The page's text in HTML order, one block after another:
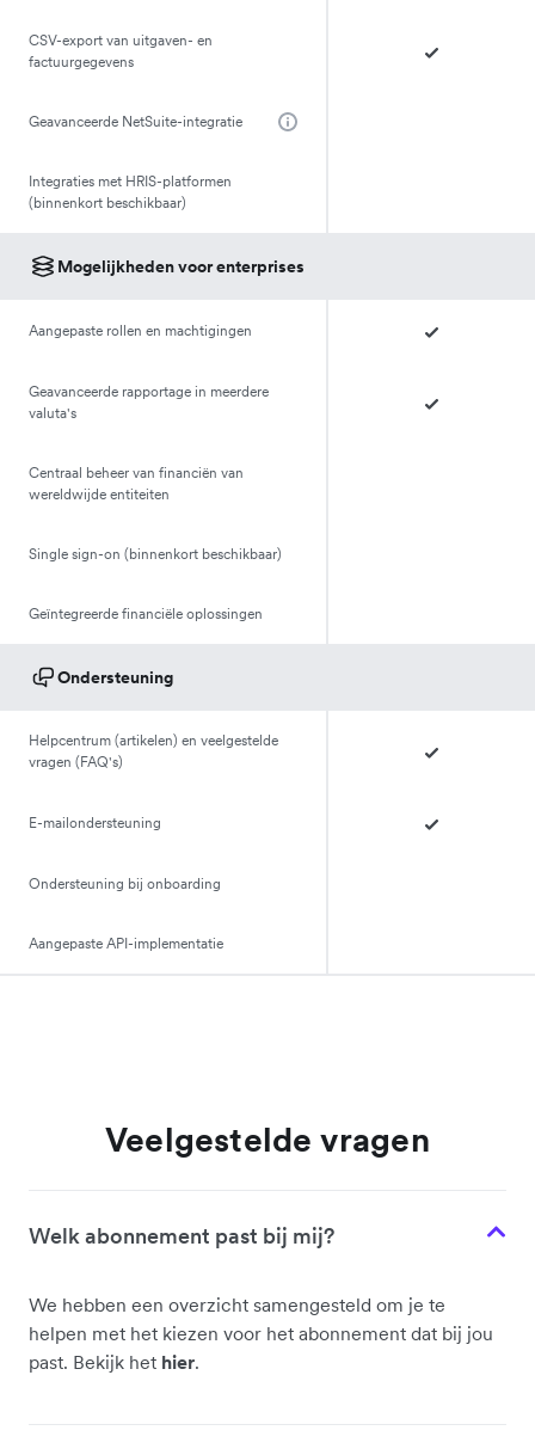
CSV-export van uitgaven- en
factuurgegevens
Geavanceerde NetSuite-integratie
Integraties met HRIS-platformen
(binnenkort beschikbaar)
Mogelijkheden voor enterprises
Aangepaste rollen en machtigingen
Geavanceerde rapportage in meerdere
valuta's
Centraal beheer van financiën van
wereldwijde entiteiten
Single sign-on (binnenkort beschikbaar)
Geïntegreerde financiële oplossingen
Ondersteuning
Helpcentrum (artikelen) en veelgestelde
vragen (FAQ's)
E-mailondersteuning
Ondersteuning bij onboarding
Aangepaste API-implementatie
Veelgestelde vragen
Welk abonnement past bij mij?
We hebben een overzicht samengesteld om je te
helpen met het kiezen voor het abonnement dat bij jou
past. Bekijk het hier.